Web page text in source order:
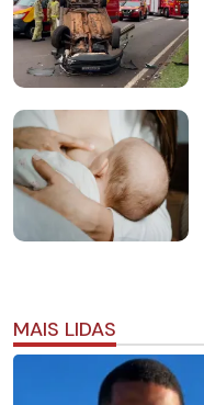
MAIS LIDAS